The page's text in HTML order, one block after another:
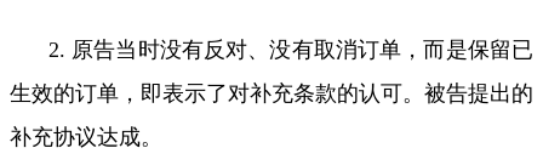
2. 原告当时没有反对、没有取消订单，而是保留已
生效的订单，即表示了对补充条款的认可。被告提出的
补充协议达成。